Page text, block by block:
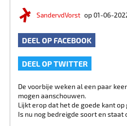
SandervdVorst op 01-06-
DEEL OP FACEBOOK
DEEL OP TWITTER
De voorbije weken al een paar
mogen aanschouwen.
Lijkt erop dat het de goede kant
Is nu nog bedreigde soort en staat